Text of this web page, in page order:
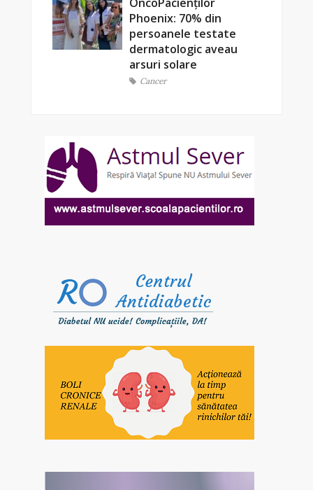
Phoenix: 70% din
persoanele testate
dermatologic aveau
arsuri solare
Cancer